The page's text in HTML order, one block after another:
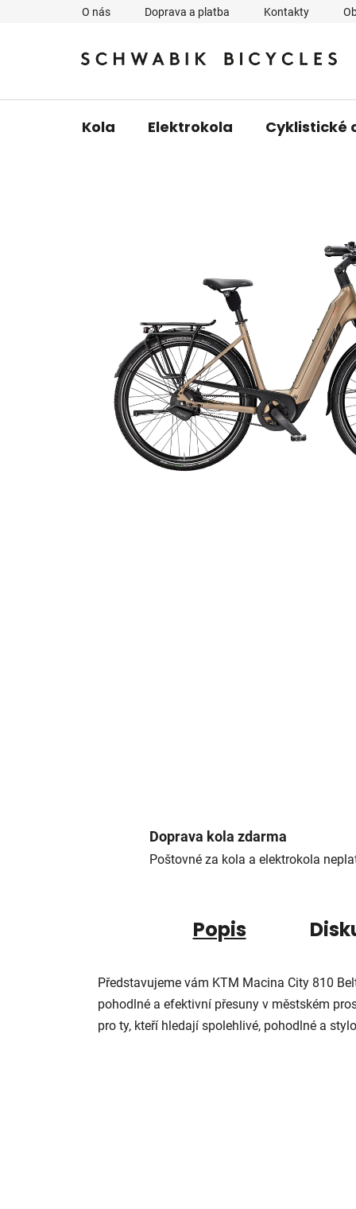
O nás Doprava a platba Kontakty
Kola Elektrokola Cyklistické
Doprava kola zdarma
Poštovné za kola a elektrokola
Popis
Představujeme vám KTM Macina City 810
pohodlné a efektivní přesuny v městském
pro ty, kteří hledají spolehlivé, pohodlné a